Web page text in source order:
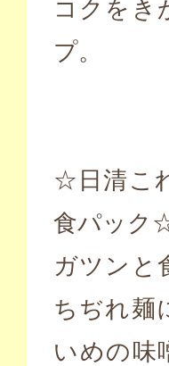
コクをき
プ。
☆日清こ
食パック
ガツンと
ちぢれ麺
いめの味